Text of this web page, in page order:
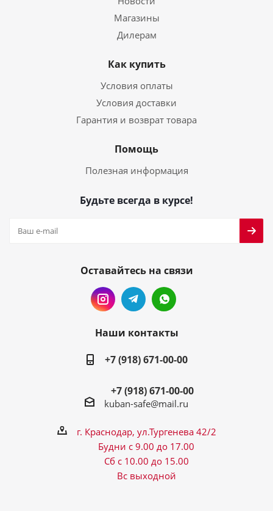
Магазины
Дилерам
Как купить
Условия оплаты
Условия доставки
Гарантия и возврат товара
Помощь
Полезная информация
Будьте всегда в курсе!
Оставайтесь на связи
Наши контакты
+7 (918) 671-00-00
+7 (918) 671-00-00
kuban-safe@mail.ru
г. Краснодар, ул.Тургенева 42/2
Будни с 9.00 до 17.00
Сб с 10.00 до 15.00
Вс выходной